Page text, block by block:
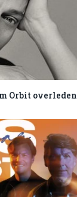
Orbit overleden